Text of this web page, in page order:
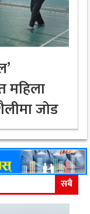
महिला
जोड
सबै